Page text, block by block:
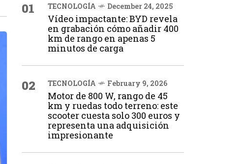
01 TECNOLOGÍA December 24, 2025
Vídeo impactante: BYD revela
en grabación cómo añadir 400
km de rango en apenas 5
minutos de carga
02 TECNOLOGÍA February 9, 2026
Motor de 800 W, rango de 45
km y ruedas todo terreno: este
scooter cuesta solo 300 euros y
representa una adquisición
impresionante